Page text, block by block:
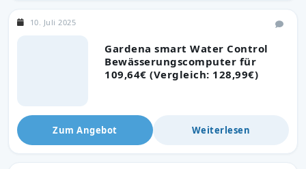
Gardena smart Water Control
Bewässerungscomputer für
109,64€ (Vergleich: 128,99€)
10. Juli 2025
Zum Angebot Weiterlesen